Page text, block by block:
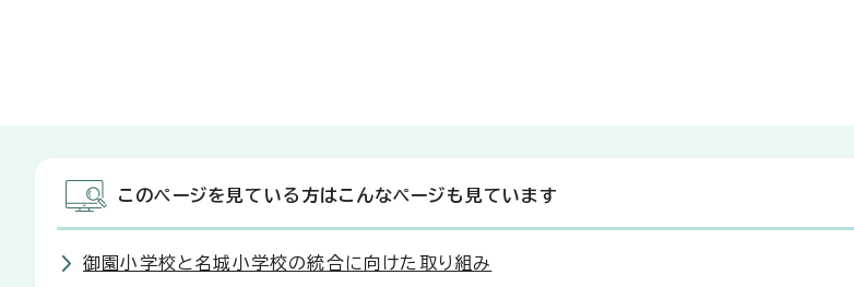
このページを見ている方はこんなページも見ています
御園小学校と名城小学校の統合に向けた取り組み